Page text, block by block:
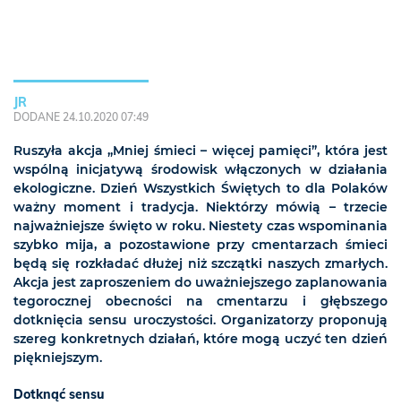
JR
DODANE 24.10.2020 07:49
Ruszyła akcja „Mniej śmieci – więcej pamięci”, która jest
wspólną inicjatywą środowisk włączonych w działania
ekologiczne. Dzień Wszystkich Świętych to dla Polaków
ważny moment i tradycja. Niektórzy mówią – trzecie
najważniejsze święto w roku. Niestety czas wspominania
szybko mija, a pozostawione przy cmentarzach śmieci
będą się rozkładać dłużej niż szczątki naszych zmarłych.
Akcja jest zaproszeniem do uważniejszego zaplanowania
tegorocznej obecności na cmentarzu i głębszego
dotknięcia sensu uroczystości. Organizatorzy proponują
szereg konkretnych działań, które mogą uczyć ten dzień
piękniejszym.
Dotknąć sensu